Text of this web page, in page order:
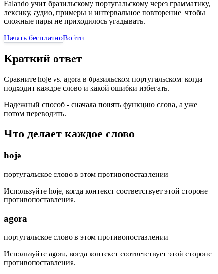
Falando учит бразильскому португальскому через грамматику,
лексику, аудио, примеры и интервальное повторение, чтобы
сложные пары не приходилось угадывать.
Начать бесплатноВойти
Краткий ответ
Сравните hoje vs. agora в бразильском португальском: когда
подходит каждое слово и какой ошибки избегать.
Надежный способ - сначала понять функцию слова, а уже
потом переводить.
Что делает каждое слово
hoje
португальское слово в этом противопоставлении
Используйте hoje, когда контекст соответствует этой стороне
противопоставления.
agora
португальское слово в этом противопоставлении
Используйте agora, когда контекст соответствует этой стороне
противопоставления.